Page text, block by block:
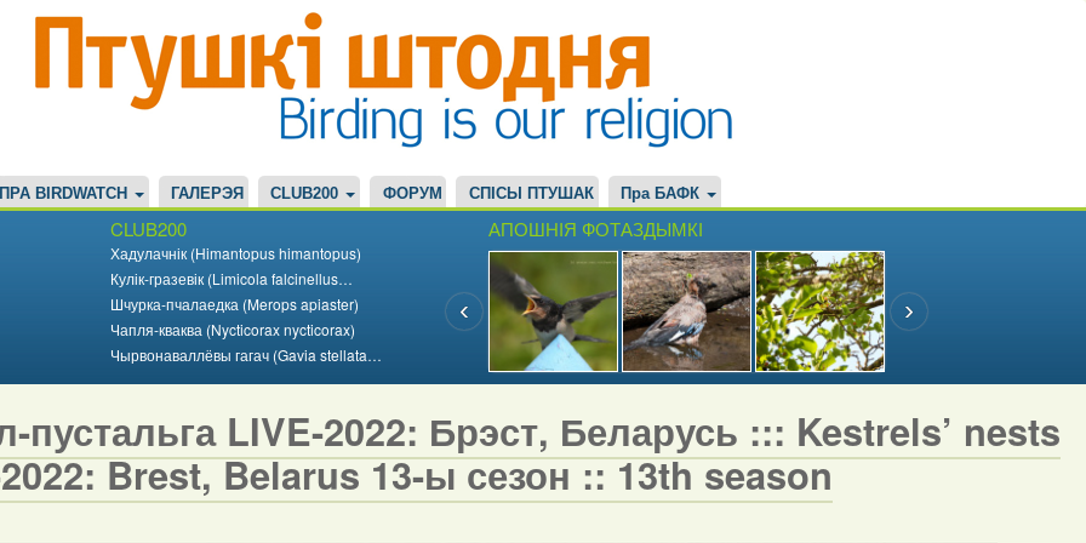
ПРА BIRDWATCH ГАЛЕРЭЯ CLUB200 ФОРУМ СПІСЫ ПТУШАК Пра БАФК
CLUB200
Хадулачнік (Himantopus himantopus)
Кулік-гразевік (Limicola falcinellus…
Шчурка-пчалаедка (Merops apiaster)
Чапля-кваква (Nycticorax nycticorax)
Чырвонаваллёвы гагач (Gavia stellata…
АПОШНІЯ ФОТАЗДЫМКІ
пустальга LIVE-2022: Брэст, Беларусь ::: Kestrels’ nests
Brest, Belarus 13-ы сезон :: 13th season